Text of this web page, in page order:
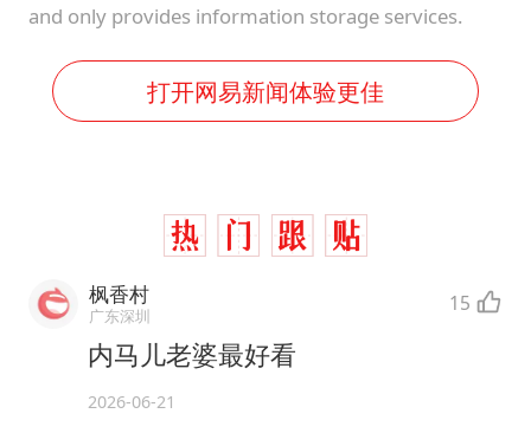
and only provides information storage services.
打开网易新闻体验更佳
枫香村
广东深圳 15
内马儿老婆最好看
2026-06-21